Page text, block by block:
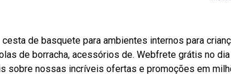
de basquete para ambientes internos para
de borracha, acessórios de. Webfrete grátis no
sobre nossas incríveis ofertas e promoções em